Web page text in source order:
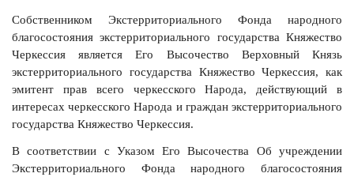
Собственником Экстерриториального Фонда народного
благосостояния экстерриториального государства Княжество
Черкессия является Его Высочество Верховный Князь
экстерриториального государства Княжество Черкессия, как
эмитент прав всего черкесского Народа, действующий в
интересах черкесского Народа и граждан экстерриториального
государства Княжество Черкессия.
В соответствии с Указом Его Высочества Об учреждении
Экстерриториального Фонда народного благосостояния